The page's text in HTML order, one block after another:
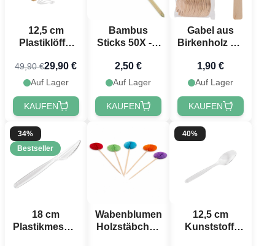
12,5 cm
Plastiklöffel
transparent
49,90 €29,90 €
Auf Lager
KAUFEN
Bambus
Sticks 50X - 9
2,50 €
Auf Lager
KAUFEN
Gabel aus
Birkenholz 9,5
1,90 €
Auf Lager
KAUFEN
34%
Bestseller
18 cm
Plastikmesser
Wabenblumen
Holzstäbchen
40%
12,5 cm
Kunststoff-